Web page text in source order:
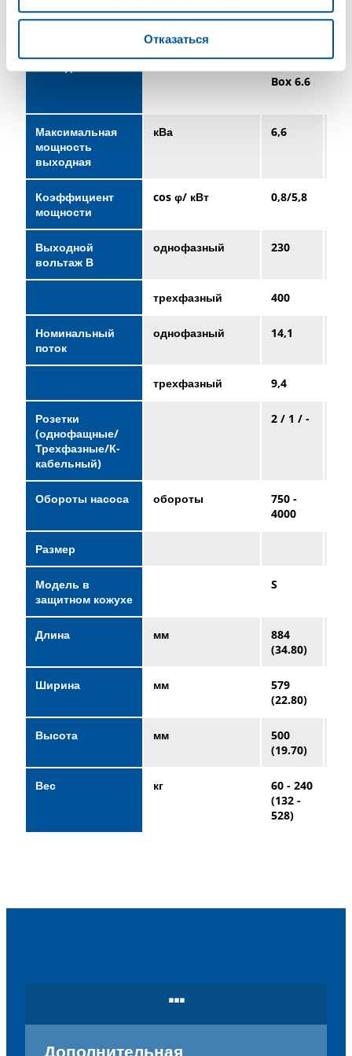
Отказаться
HGV POWERBOX
Box 6.6
Максимальная
мощность
выходная
кВа 6,6
Коэффициент
мощности
cos φ/ кВт 0,8/5,8
Выходной
вольтаж В
однофазный 230
трехфазный 400
Номинальный
поток
однофазный 14,1
трехфазный 9,4
Розетки
(однофащные/
Трехфазные/К-
кабельный)
2 / 1 / -
Обороты насоса обороты
750 -
4000
Размер
Модель в
защитном кожухе
S
Длина мм
884
(34.80)
Ширина мм
579
(22.80)
Высота мм
500
(19.70)
Вес кг
60 - 240
(132 -
528)
...
Дополнительная